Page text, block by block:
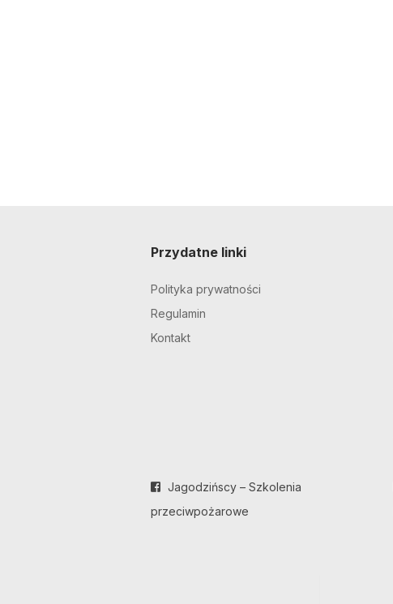
Przydatne linki
Polityka prywatności
Regulamin
Kontakt
Jagodzińscy – Szkolenia
przeciwpożarowe